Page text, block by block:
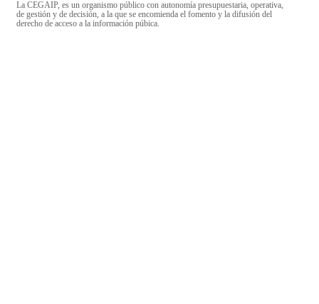
La CEGAIP, es un organismo público con autonomía presupuestaria, operativa,
de gestión y de decisión, a la que se encomienda el fomento y la difusión del
derecho de acceso a la información púbica.